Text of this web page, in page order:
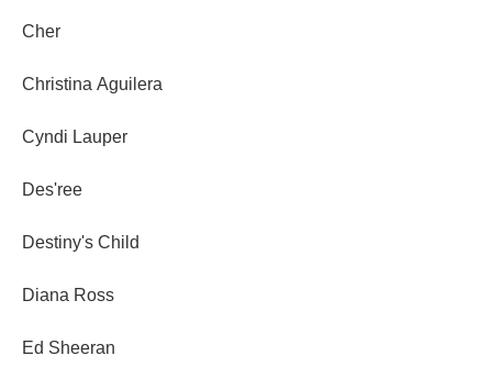
Cher
Christina Aguilera
Cyndi Lauper
Des'ree
Destiny's Child
Diana Ross
Ed Sheeran